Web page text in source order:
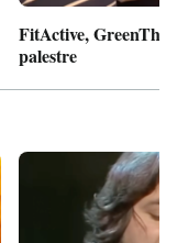
FitActive,
palestre